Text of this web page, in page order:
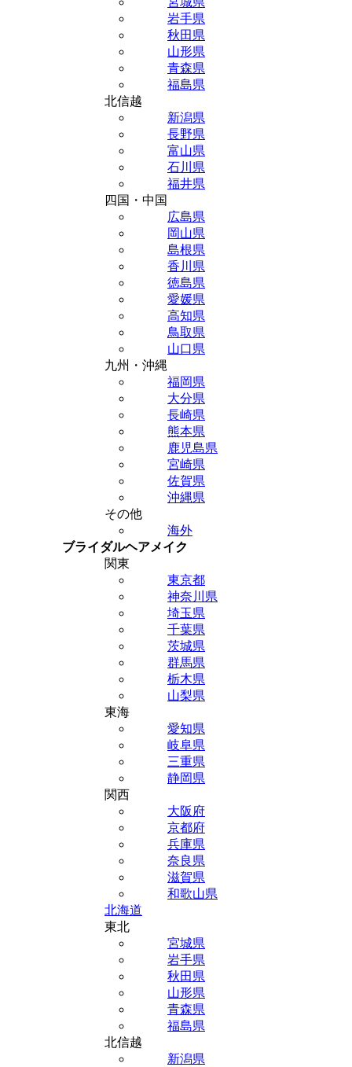
岩手県
秋田県
山形県
青森県
福島県
北信越
新潟県
長野県
富山県
石川県
福井県
四国・中国
広島県
岡山県
島根県
香川県
徳島県
愛媛県
高知県
鳥取県
山口県
九州・沖縄
福岡県
大分県
長崎県
熊本県
鹿児島県
宮崎県
佐賀県
沖縄県
その他
海外
ブライダルヘアメイク
関東
東京都
神奈川県
埼玉県
千葉県
茨城県
群馬県
栃木県
山梨県
東海
愛知県
岐阜県
三重県
静岡県
関西
大阪府
京都府
兵庫県
奈良県
滋賀県
和歌山県
北海道
東北
宮城県
岩手県
秋田県
山形県
青森県
福島県
北信越
新潟県